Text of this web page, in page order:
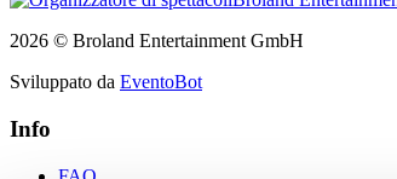
2026 © Broland Entertainment GmbH
Sviluppato da EventoBot
Info